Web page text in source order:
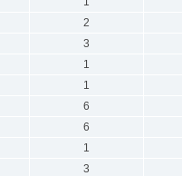
2
3
1
1
6
6
1
3